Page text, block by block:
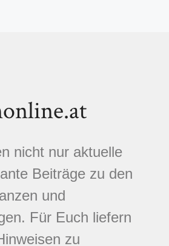
nicht nur aktuelle
Beiträge zu den
und
Für Euch liefern
zu